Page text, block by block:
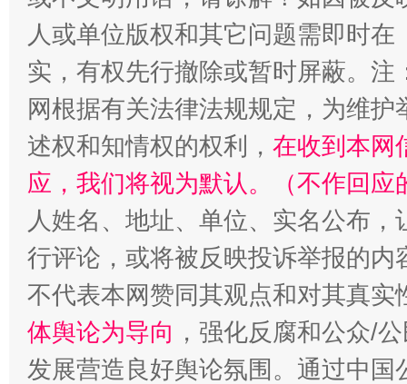
扯下公款旅游的“隐身衣” 如何以
人或单位版权和其它问题需即时在
实，有权先行撤除或暂时屏蔽。
网根据有关法律法规规定，为维
述权和知情权的权利， 在收到本网
应，我们将视为默认。（不作回应
人姓名、地址、单位、实名公布
行评论，或将被反映投诉举报的
不代表本网赞同其观点和对其真实
体舆论为导向 ，强化反腐和公众/
发展营造良好舆论氛围。通过中